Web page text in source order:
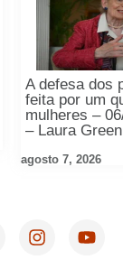
A defesa dos
feita por um
mulheres –
– Laura
agosto 7, 2026